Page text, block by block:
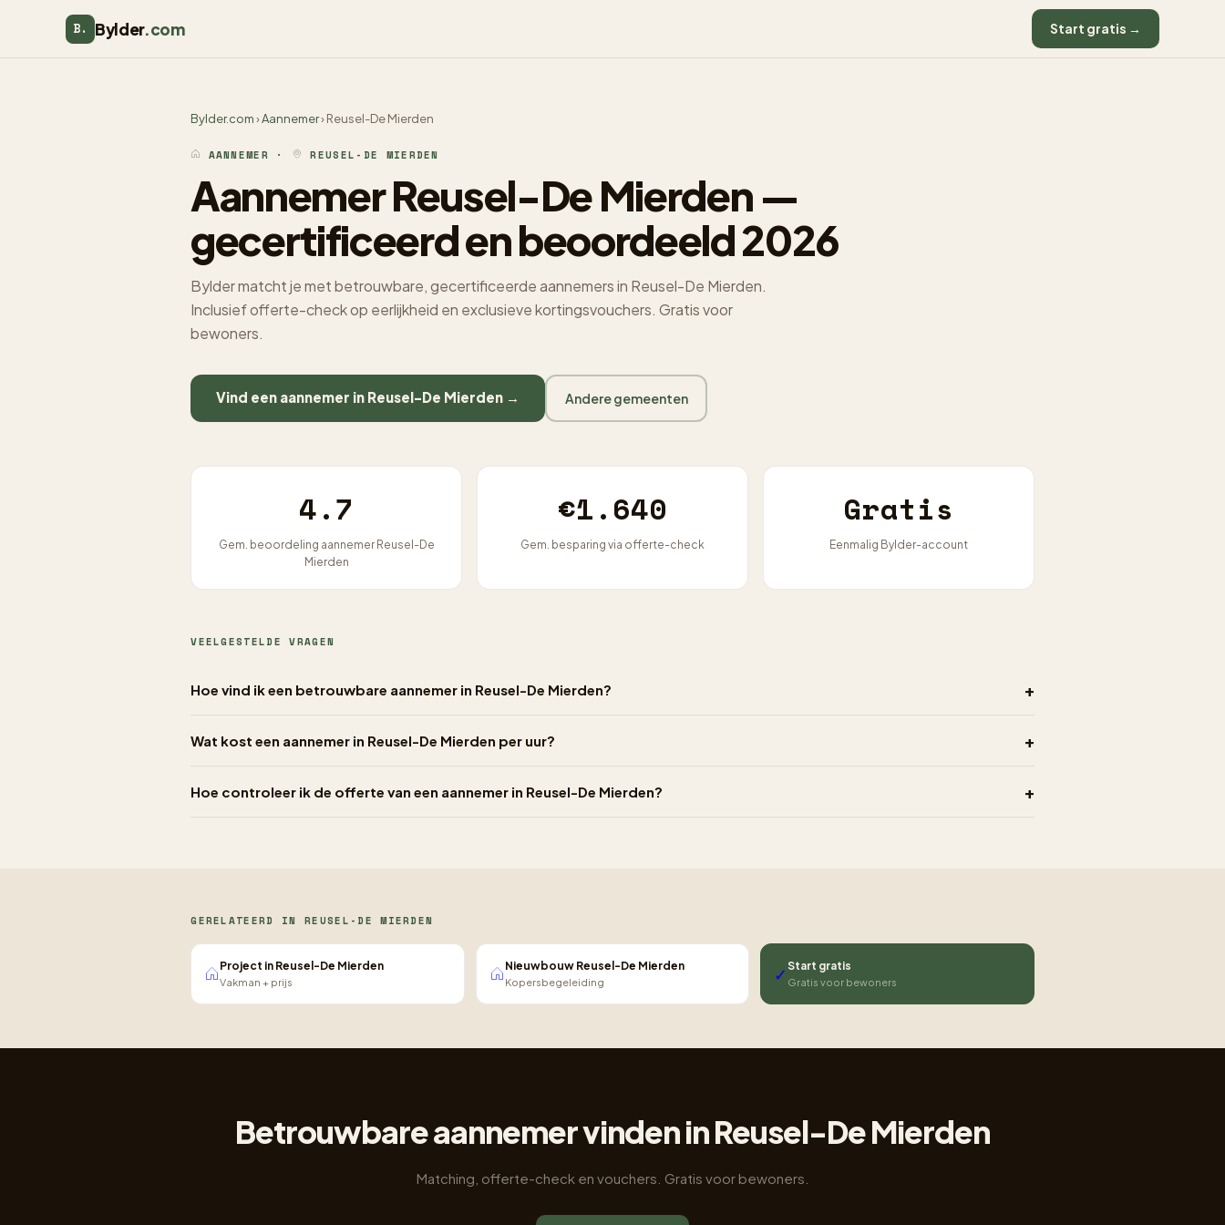
B. Bylder.com Start gratis →
Bylder.com›Aannemer› Reusel-De Mierden
AANNEMER · REUSEL-DE MIERDEN
Aannemer Reusel-De Mierden —
gecertificeerd en beoordeeld 2026
Bylder matcht je met betrouwbare, gecertificeerde aannemers in Reusel-De Mierden.
Inclusief offerte-check op eerlijkheid en exclusieve kortingsvouchers. Gratis voor
bewoners.
Vind een aannemer in Reusel-De Mierden → Andere gemeenten
4.7
Gem. beoordeling aannemer Reusel-De
Mierden
€1.640
Gem. besparing via offerte-check
Gratis
Eenmalig Bylder-account
VEELGESTELDE VRAGEN
Hoe vind ik een betrouwbare aannemer in Reusel-De Mierden? +
Wat kost een aannemer in Reusel-De Mierden per uur? +
Hoe controleer ik de offerte van een aannemer in Reusel-De Mierden? +
GERELATEERD IN REUSEL-DE MIERDEN
Project in Reusel-De Mierden
Vakman + prijs
Nieuwbouw Reusel-De Mierden
Kopersbegeleiding ✓Start gratis
Gratis voor bewoners
Betrouwbare aannemer vinden in Reusel-De Mierden
Matching, offerte-check en vouchers. Gratis voor bewoners.